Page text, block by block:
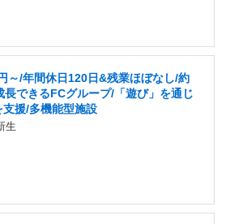
～/年間休日120日&残業ほぼなし/約
できるFCグループ/「遊び」を通じ
援/多機能型施設
生